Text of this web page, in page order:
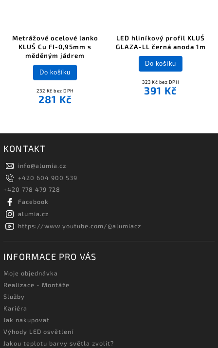
Metrážové ocelové lanko
KLUŚ Cu FI-0,95mm s
měděným jádrem
232 Kč bez DPH
281 Kč
Do košíku
LED hliníkový profil KLUŚ
GLAZA-LL černá anoda 1m
323 Kč bez DPH
391 Kč
Do košíku
KONTAKT
info@alumia.cz
+420 604 900 539
+420 778 479 728
Facebook
alumia.cz
https://www.youtube.com/@alumiacz
INFORMACE PRO VÁS
Moje objednávka
Realizace - Montáže
Služby
Kariéra
Jak nakupovat
Výhody LED osvětlení
Jakou teplotu barvy světla zvolit?